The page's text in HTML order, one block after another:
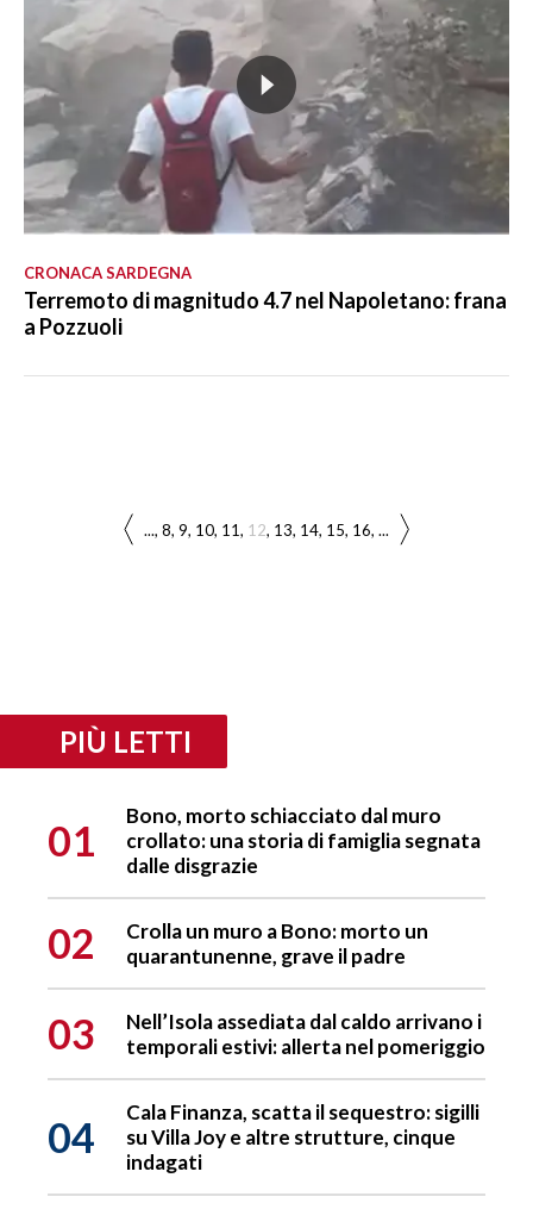
CRONACA SARDEGNA
Terremoto di magnitudo 4.7 nel Napoletano: frana
a Pozzuoli
... 8 9 10 11 12 13 14 15 16 ...
PIÙ LETTI
01
Bono, morto schiacciato dal muro
crollato: una storia di famiglia segnata
dalle disgrazie
02
Crolla un muro a Bono: morto un
quarantunenne, grave il padre
03
Nell’Isola assediata dal caldo arrivano i
temporali estivi: allerta nel pomeriggio
04
Cala Finanza, scatta il sequestro: sigilli
su Villa Joy e altre strutture, cinque
indagati